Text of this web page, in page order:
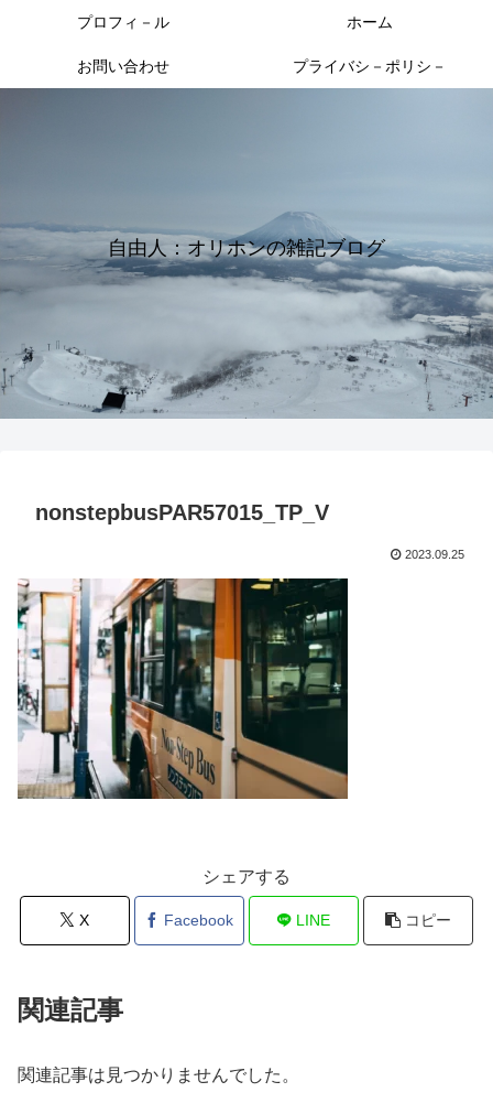
自由人：オリホンの雑記ブログ
プロフィ－ル ホーム
お問い合わせ プライバシ－ポリシ－
nonstepbusPAR57015_TP_V
2023.09.25
シェアする
X Facebook LINE コピー
関連記事
関連記事は見つかりませんでした。